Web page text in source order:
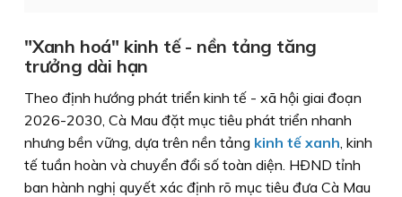
"Xanh hoá" kinh tế - nền tảng tăng
trưởng dài hạn
Theo định hướng phát triển kinh tế - xã hội giai đoạn
2026-2030, Cà Mau đặt mục tiêu phát triển nhanh
nhưng bền vững, dựa trên nền tảng kinh tế xanh, kinh
tế tuần hoàn và chuyển đổi số toàn diện. HÐND tỉnh
ban hành nghị quyết xác định rõ mục tiêu đưa Cà Mau